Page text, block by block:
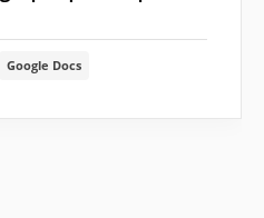
Google Docs